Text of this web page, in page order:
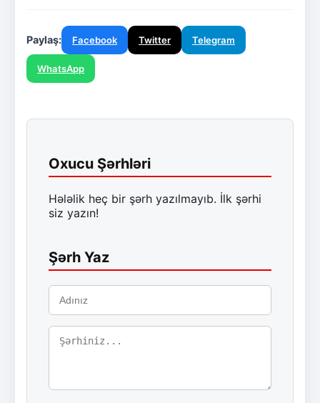
Paylaş: Facebook Twitter Telegram
WhatsApp
Oxucu Şərhləri
Hələlik heç bir şərh yazılmayıb. İlk şərhi
siz yazın!
Şərh Yaz